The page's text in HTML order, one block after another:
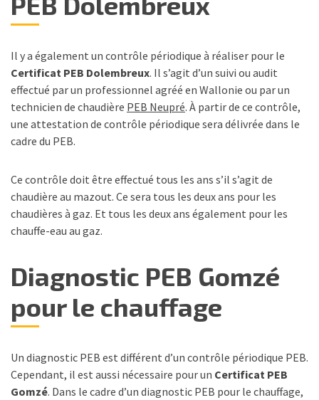
Il y a également un contrôle périodique à réaliser pour le
Certificat PEB Dolembreux. Il s’agit d’un suivi ou audit
effectué par un professionnel agréé en Wallonie ou par un
technicien de chaudière PEB Neupré. À partir de ce contrôle,
une attestation de contrôle périodique sera délivrée dans le
cadre du PEB.
Ce contrôle doit être effectué tous les ans s’il s’agit de
chaudière au mazout. Ce sera tous les deux ans pour les
chaudières à gaz. Et tous les deux ans également pour les
chauffe-eau au gaz.
Diagnostic PEB Gomzé
pour le chauffage
Un diagnostic PEB est différent d’un contrôle périodique PEB.
Cependant, il est aussi nécessaire pour un Certificat PEB
Gomzé. Dans le cadre d’un diagnostic PEB pour le chauffage,